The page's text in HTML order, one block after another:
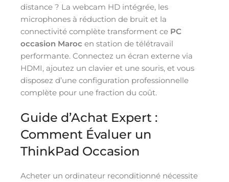
distance ? La webcam HD intégrée, les
microphones à réduction de bruit et la
connectivité complète transforment ce PC
occasion Maroc en station de télétravail
performante. Connectez un écran externe via
HDMI, ajoutez un clavier et une souris, et vous
disposez d’une configuration professionnelle
complète pour une fraction du coût.
Guide d’Achat Expert :
Comment Évaluer un
ThinkPad Occasion
Acheter un ordinateur reconditionné nécessite